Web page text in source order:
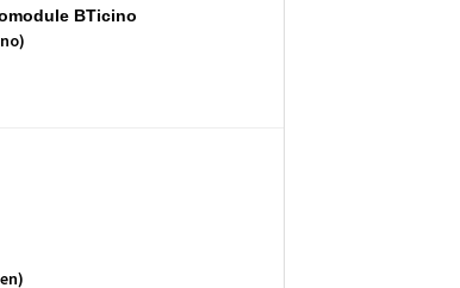
BTicino